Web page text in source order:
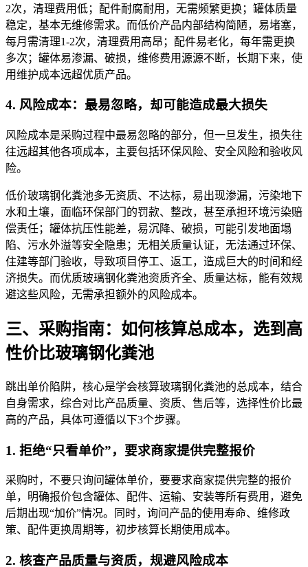
2次，清理费用低；配件耐腐耐用，无需频繁更换；罐体质量
稳定，基本无维修需求。而低价产品内部结构简陋，易堵塞，
每月需清理1-2次，清理费用高昂；配件易老化，每年需更换
多次；罐体易渗漏、破损，维修费用源源不断，长期下来，使
用维护成本远超优质产品。
4. 风险成本：最易忽略，却可能造成最大损失
风险成本是采购过程中最易忽略的部分，但一旦发生，损失往
往远超其他各项成本，主要包括环保风险、安全风险和验收风
险。
低价玻璃钢化粪池多无资质、不达标，易出现渗漏，污染地下
水和土壤，面临环保部门的罚款、整改，甚至承担环境污染赔
偿责任；罐体抗压性能差，易沉降、破损，可能引发地面塌
陷、污水外溢等安全隐患；无相关质量认证，无法通过环保、
住建等部门验收，导致项目停工、返工，造成巨大的时间和经
济损失。而优质玻璃钢化粪池资质齐全、质量达标，能有效规
避这些风险，无需承担额外的风险成本。
三、采购指南：如何核算总成本，选到高
性价比玻璃钢化粪池
跳出单价陷阱，核心是学会核算玻璃钢化粪池的总成本，结合
自身需求，综合对比产品质量、资质、售后等，选择性价比最
高的产品，具体可遵循以下3个步骤。
1. 拒绝“只看单价”，要求商家提供完整报价
采购时，不要只询问罐体单价，要要求商家提供完整的报价
单，明确报价包含罐体、配件、运输、安装等所有费用，避免
后期出现“加价”情况。同时，询问产品的使用寿命、维修政
策、配件更换周期等，初步核算长期使用成本。
2. 核查产品质量与资质，规避风险成本